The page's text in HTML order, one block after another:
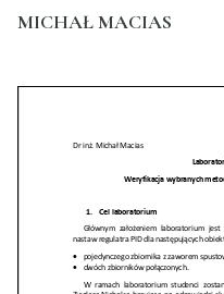
MICHAŁ MACIAS